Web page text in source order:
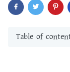
Table of